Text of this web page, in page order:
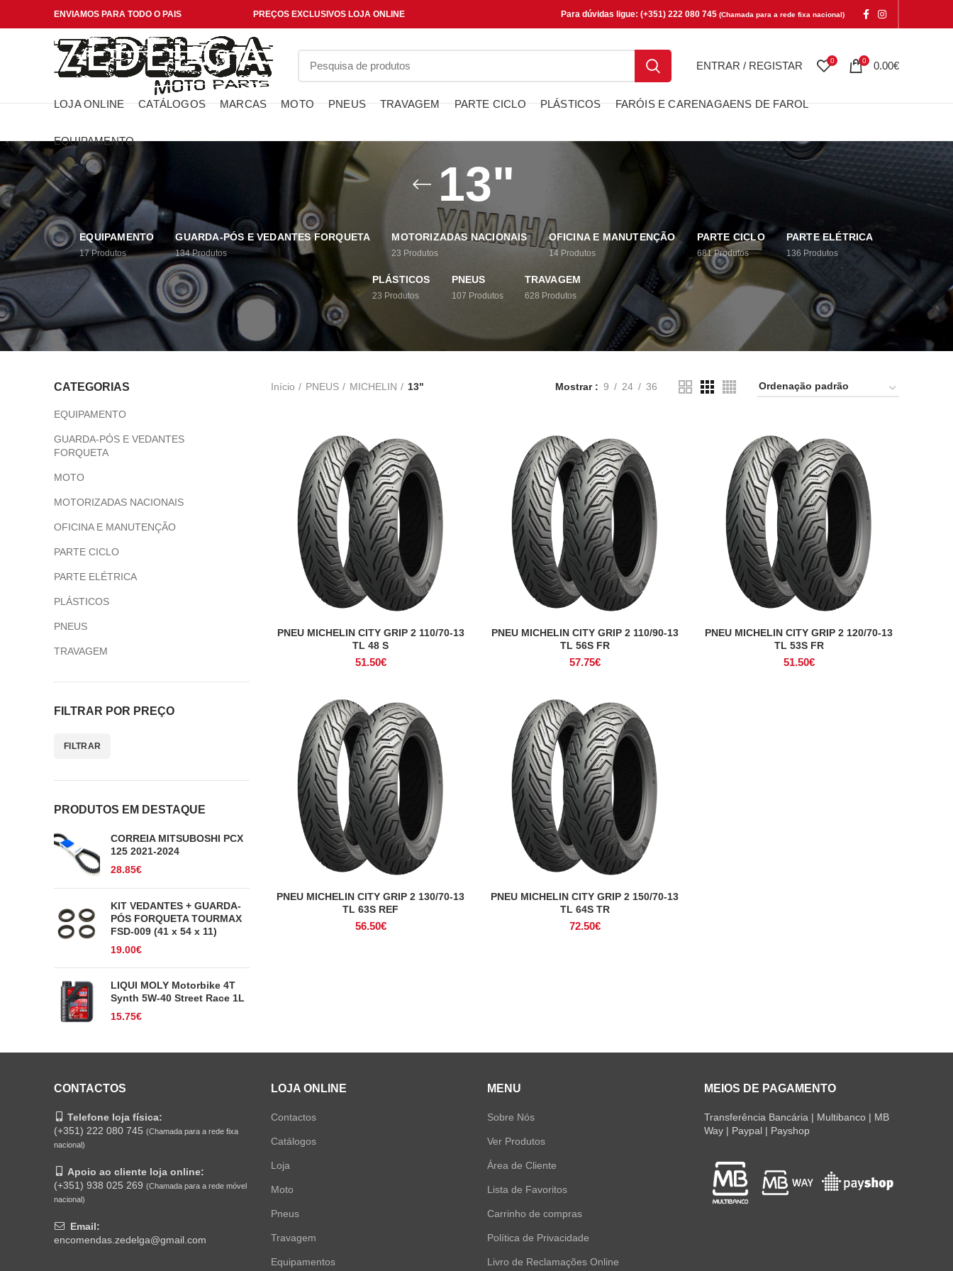
ENVIAMOS PARA TODO O PAIS PREÇOS EXCLUSIVOS LOJA ONLINE Para dúvidas ligue: (+351) 222 080 745 (Chamada para a rede fixa nacional)
ENTRAR / REGISTAR 0 0 0.00€
LOJA ONLINE CATÁLOGOS MARCAS MOTO PNEUS TRAVAGEM PARTE CICLO PLÁSTICOS FARÓIS E CARENAGAENS DE FAROL
EQUIPAMENTO
13"
EQUIPAMENTO
17 Produtos
GUARDA-PÓS E VEDANTES FORQUETA
134 Produtos
MOTORIZADAS NACIONAIS
23 Produtos
OFICINA E MANUTENÇÃO
14 Produtos
PARTE CICLO
681 Produtos
PARTE ELÉTRICA
136 Produtos
PLÁSTICOS
23 Produtos
PNEUS
107 Produtos
TRAVAGEM
628 Produtos
CATEGORIAS
EQUIPAMENTO
GUARDA-PÓS E VEDANTES
FORQUETA
MOTO
MOTORIZADAS NACIONAIS
OFICINA E MANUTENÇÃO
PARTE CICLO
PARTE ELÉTRICA
PLÁSTICOS
PNEUS
TRAVAGEM
FILTRAR POR PREÇO
FILTRAR
PRODUTOS EM DESTAQUE
CORREIA MITSUBOSHI PCX
125 2021-2024
28.85€
KIT VEDANTES + GUARDA-
PÓS FORQUETA TOURMAX
FSD-009 (41 x 54 x 11)
19.00€
LIQUI MOLY Motorbike 4T
Synth 5W-40 Street Race 1L
15.75€
Início PNEUS MICHELIN 13" Mostrar 9 24 36
ADICIONAR
PNEU MICHELIN CITY GRIP 2 110/70-13
TL 48 S
51.50€
ADICIONAR
PNEU MICHELIN CITY GRIP 2 110/90-13
TL 56S FR
57.75€
ADICIONAR
PNEU MICHELIN CITY GRIP 2 120/70-13
TL 53S FR
51.50€
ADICIONAR
PNEU MICHELIN CITY GRIP 2 130/70-13
TL 63S REF
56.50€
ADICIONAR
PNEU MICHELIN CITY GRIP 2 150/70-13
TL 64S TR
72.50€
CONTACTOS
Telefone loja física:
(+351) 222 080 745 (Chamada para a rede fixa
nacional)
Apoio ao cliente loja online:
(+351) 938 025 269 (Chamada para a rede móvel
nacional)
Email:
encomendas.zedelga@gmail.com
LOJA ONLINE
Contactos
Catálogos
Loja
Moto
Pneus
Travagem
Equipamentos
MENU
Sobre Nós
Ver Produtos
Área de Cliente
Lista de Favoritos
Carrinho de compras
Política de Privacidade
Livro de Reclamações Online
MEIOS DE PAGAMENTO
Transferência Bancária | Multibanco | MB
Way | Paypal | Payshop